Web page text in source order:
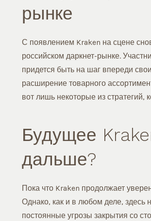
рынке
С появлением Kraken на сцене
российском даркнет-рынке.
придется быть на шаг впереди
расширение товарного
вот лишь некоторые из стратегий,
Будущее
дальше?
Пока что Kraken продолжает
Однако, как и в любом деле, здесь
постоянные угрозы закрытия со